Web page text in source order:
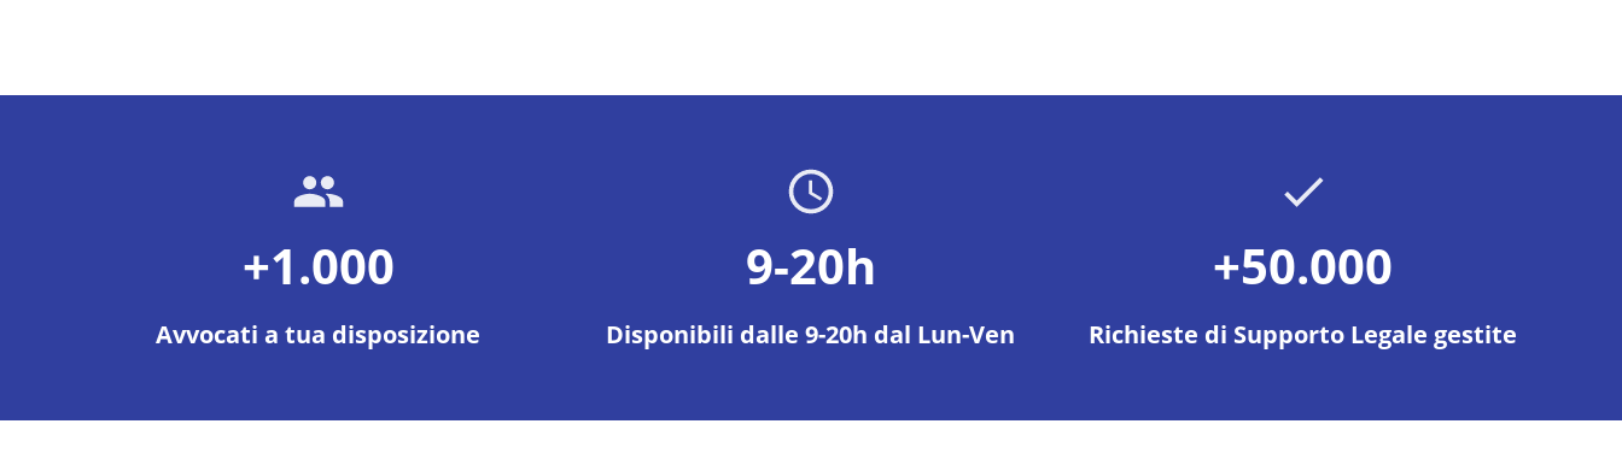
+1.000
Avvocati a tua disposizione
9-20h
Disponibili dalle 9-20h dal Lun-Ven
+50.000
Richieste di Supporto Legale gestite